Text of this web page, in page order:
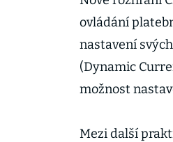
ovládání
nastavení
(Dynamic
možnost
Mezi další